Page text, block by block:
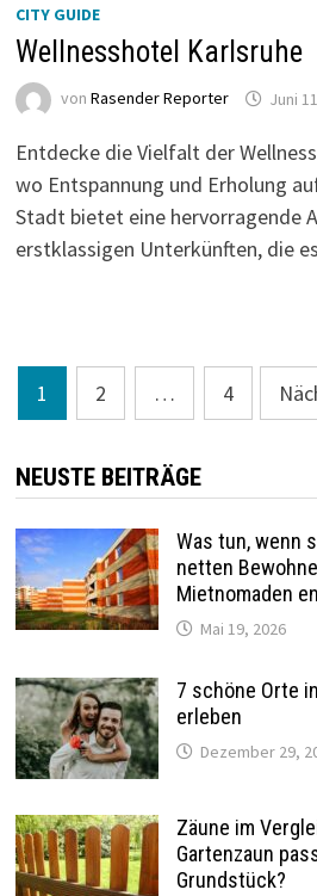
CITY GUIDE
Wellnesshotel Karlsruhe
von Rasender Reporter Juni
Entdecke die Vielfalt der
wo Entspannung und Erholung
Stadt bietet eine hervorragende
erstklassigen Unterkünften, die
der
Beiträge
1 2 … 4
NEUSTE BEITRÄGE
Was tun, wenn
netten
Mietnomaden
Mai 19, 2026
7 schöne Orte
erleben
Dezember 29,
Zäune im
Gartenzaun
Grundstück?